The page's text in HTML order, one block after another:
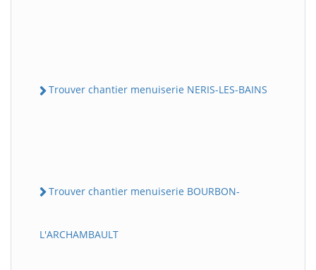
Trouver chantier menuiserie NERIS-LES-BAINS
Trouver chantier menuiserie BOURBON-
L'ARCHAMBAULT